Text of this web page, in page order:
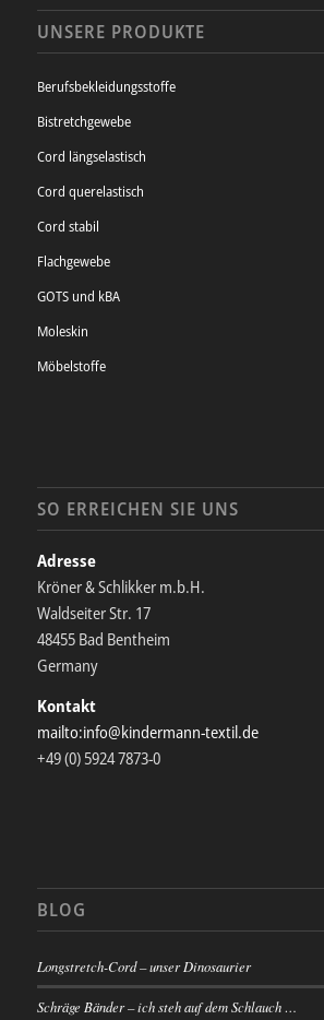
UNSERE PRODUKTE
Berufsbekleidungsstoffe
Bistretchgewebe
Cord längselastisch
Cord querelastisch
Cord stabil
Flachgewebe
GOTS und kBA
Moleskin
Möbelstoffe
SO ERREICHEN SIE UNS
Adresse
Kröner & Schlikker m.b.H.
Waldseiter Str. 17
48455 Bad Bentheim
Germany
Kontakt
mailto:info@kindermann-textil.de
+49 (0) 5924 7873-0
BLOG
Longstretch-Cord – unser Dinosaurier
Schräge Bänder – ich steh auf dem Schlauch …